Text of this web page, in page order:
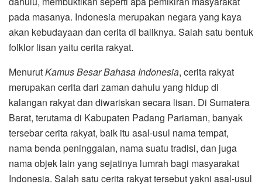
pada masanya. Indonesia merupakan negara yang kaya
akan kebudayaan dan cerita di baliknya. Salah satu bentuk
folklor lisan yaitu cerita rakyat.
MenurutKamus Besar Bahasa Indonesia, cerita rakyat
merupakan cerita dari zaman dahulu yang hidup di
kalangan rakyat dan diwariskan secara lisan. Di Sumatera
Barat, terutama di Kabupaten Padang Pariaman, banyak
tersebar cerita rakyat, baik itu asal-usul nama tempat,
nama benda peninggalan, nama suatu tradisi, dan juga
nama objek lain yang sejatinya lumrah bagi masyarakat
Indonesia. Salah satu cerita rakyat tersebut yakni asal-usul